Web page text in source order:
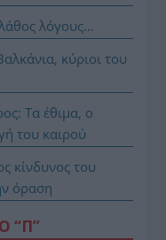
λόγους…
κύριοι του
Τα έθιμα, ο
του καιρού
κίνδυνος του
όραση
“Π”